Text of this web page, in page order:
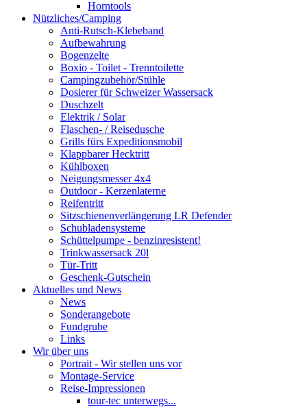
Horntools
Nützliches/Camping
Anti-Rutsch-Klebeband
Aufbewahrung
Bogenzelte
Boxio - Toilet - Trenntoilette
Campingzubehör/Stühle
Dosierer für Schweizer Wassersack
Duschzelt
Elektrik / Solar
Flaschen- / Reisedusche
Grills fürs Expeditionsmobil
Klappbarer Hecktritt
Kühlboxen
Neigungsmesser 4x4
Outdoor - Kerzenlaterne
Reifentritt
Sitzschienenverlängerung LR Defender
Schubladensysteme
Schüttelpumpe - benzinresistent!
Trinkwassersack 20l
Tür-Tritt
Geschenk-Gutschein
Aktuelles und News
News
Sonderangebote
Fundgrube
Links
Wir über uns
Portrait - Wir stellen uns vor
Montage-Service
Reise-Impressionen
tour-tec unterwegs...